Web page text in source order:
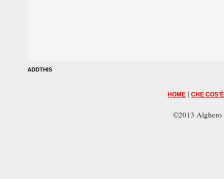
ADDTHIS
HOME |CHE
©2013 Alghero